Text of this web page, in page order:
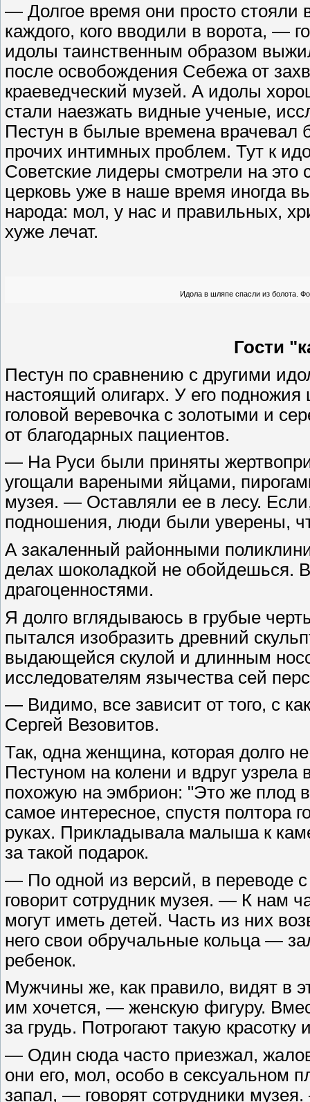
— Долгое время они просто
каждого, кого вводили в ворота, —
идолы таинственным образом
после освобождения Себежа от
краеведческий музей. А идолы
стали наезжать видные ученые,
Пестун в былые времена врачевал
прочих интимных проблем. Тут к
Советские лидеры смотрели на это
церковь уже в наше время иногда
народа: мол, у нас и правильных,
хуже лечат.
Идола в шляпе спасли из болота.
Гости
Пестун по сравнению с другими
настоящий олигарх. У его подножия
головой веревочка с золотыми и
от благодарных пациентов.
— На Руси были приняты
угощали вареными яйцами,
музея. — Оставляли ее в лесу.
подношения, люди были уверены,
А закаленный районными
делах шоколадкой не обойдешься.
драгоценностями.
Я долго вглядываюсь в грубые
пытался изобразить древний
выдающейся скулой и длинным
исследователям язычества сей
— Видимо, все зависит от того, с
Сергей Везовитов.
Так, одна женщина, которая долго
Пестуном на колени и вдруг узрела
похожую на эмбрион: "Это же плод
самое интересное, спустя полтора
руках. Прикладывала малыша к
за такой подарок.
— По одной из версий, в переводе с
говорит сотрудник музея. — К нам
могут иметь детей. Часть из них
него свои обручальные кольца —
ребенок.
Мужчины же, как правило, видят в
им хочется, — женскую фигуру.
за грудь. Потрогают такую
— Один сюда часто приезжал,
они его, мол, особо в сексуальном
запал, — говорят сотрудники